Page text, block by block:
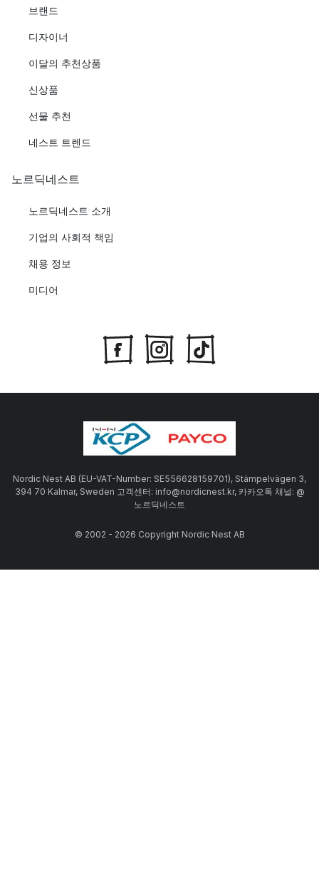
브랜드
디자이너
이달의 추천상품
신상품
선물 추천
네스트 트렌드
노르딕네스트
노르딕네스트 소개
기업의 사회적 책임
채용 정보
미디어
Nordic Nest AB (EU-VAT-Number: SE556628159701), Stämpelvägen 3,
394 70 Kalmar, Sweden 고객센터: info@nordicnest.kr, 카카오톡 채널: @
노르딕네스트
© 2002 - 2026 Copyright Nordic Nest AB